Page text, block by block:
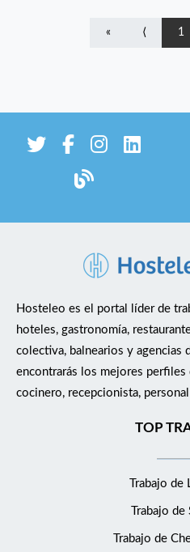
garantizar la satisfacción del
previa en el sector de la
nuestro compromiso con la
« ⟨ 1
Hosteleo es el portal líder de
hoteles, gastronomía,
colectiva, balnearios y agencias
encontrarás los mejores perfiles
cocinero, recepcionista,
TOP
Trabajo de
Trabajo
Trabajo de